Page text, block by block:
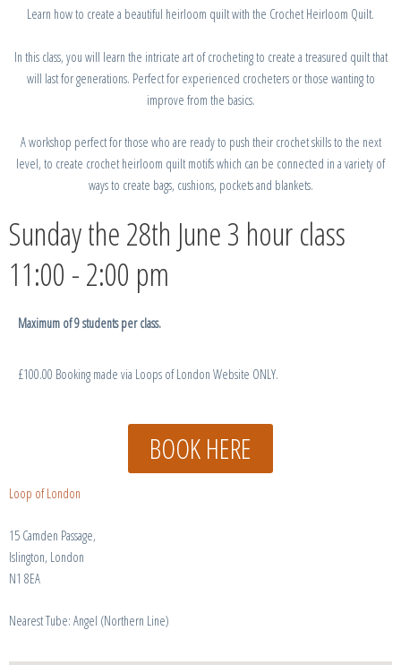
Learn how to create a beautiful heirloom quilt with the Crochet Heirloom Quilt.
In this class, you will learn the intricate art of crocheting to create a treasured quilt that
will last for generations. Perfect for experienced crocheters or those wanting to
improve from the basics.
A workshop perfect for those who are ready to push their crochet skills to the next
level, to create crochet heirloom quilt motifs which can be connected in a variety of
ways to create bags, cushions, pockets and blankets.
Sunday the 28th June 3 hour class
11:00 - 2:00 pm
Maximum of 9 students per class.
£100.00 Booking made via Loops of London Website ONLY.
BOOK HERE
Loop of London
15 Camden Passage,
Islington, London
N1 8EA
Nearest Tube: Angel (Northern Line)